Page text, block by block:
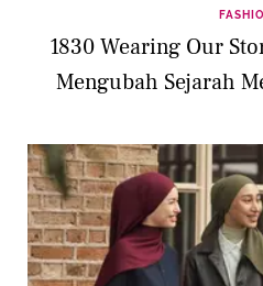
1830 Wearing Our
Mengubah Sejarah